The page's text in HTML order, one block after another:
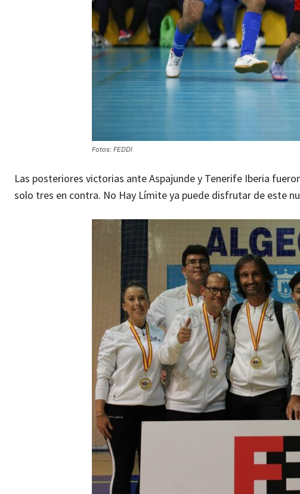
Fotos: FEDDI
Las posteriores victorias ante Aspajunde y Tenerife Iberia
solo tres en contra. No Hay Límite ya puede disfrutar de este